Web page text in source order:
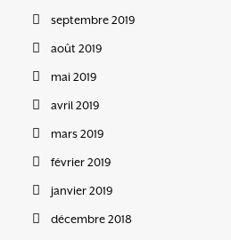
septembre 2019
août 2019
mai 2019
avril 2019
mars 2019
février 2019
janvier 2019
décembre 2018